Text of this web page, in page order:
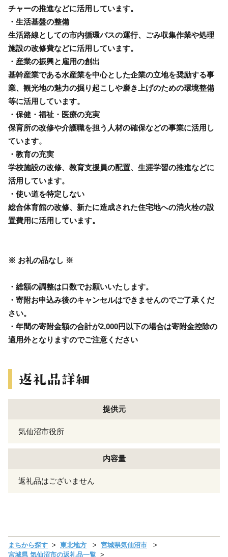
チャーの推進などに活用しています。
・生活基盤の整備
生活路線としての市内循環バスの運行、ごみ収集作業や処理
施設の改修費などに活用しています。
・産業の振興と雇用の創出
基幹産業である水産業を中心とした企業の立地を奨励する事
業、観光地の魅力の掘り起こしや磨き上げのための環境整備
等に活用しています。
・保健・福祉・医療の充実
保育所の改修や介護職を担う人材の確保などの事業に活用し
ています。
・教育の充実
学校施設の改修、教育支援員の配置、生涯学習の推進などに
活用しています。
・使い道を特定しない
総合体育館の改修、新たに造成された住宅地への消火栓の設
置費用に活用しています。
※ お礼の品なし ※
・総額の調整は口数でお願いいたします。
・寄附お申込み後のキャンセルはできませんのでご了承くだ
さい。
・年間の寄附金額の合計が2,000円以下の場合は寄附金控除の
適用外となりますのでご注意ください
提供元
気仙沼市役所
内容量
返礼品はございません
まちから探す 東北地方
宮城県気仙沼市
宮城県 気仙沼市の返礼品一覧